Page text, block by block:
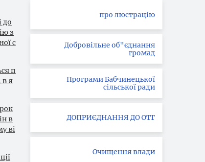
до
з
с
п
в я
в
ві
про люстрацію
Добровільне об"єднання
громад
Програми Бабчинецької
сільської ради
ДОПРИЄДНАННЯ ДО ОТГ
Очищення влади